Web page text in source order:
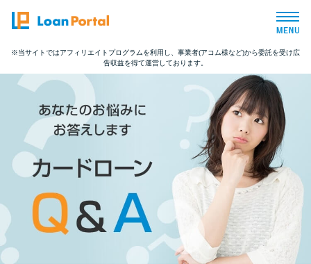
トップページ
おすすめコンテンツ
総合人気ランキング
とにかくすぐ借りたい方向け
バレずに借りたい方向け
※当サイトではアフィリエイトプログラムを利用し、事業者(アコム様など)から委託を受け広
告収益を得て運営しております。